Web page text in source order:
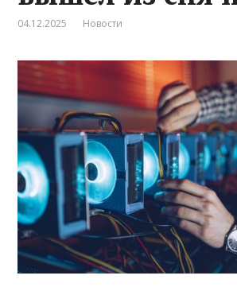
04.12.2025 Новости